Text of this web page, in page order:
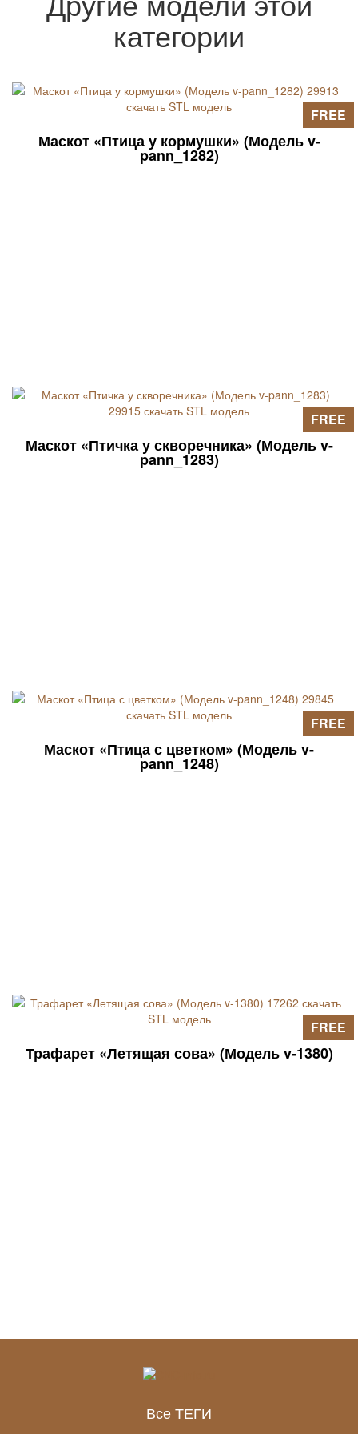
категории
Маскот «Птица у кормушки» (Модель v-
pann_1282)
FREE
Маскот «Птичка у скворечника» (Модель v-
pann_1283)
FREE
Маскот «Птица с цветком» (Модель v-
pann_1248)
FREE
Трафарет «Летящая сова» (Модель v-1380)
FREE
Все ТЕГИ